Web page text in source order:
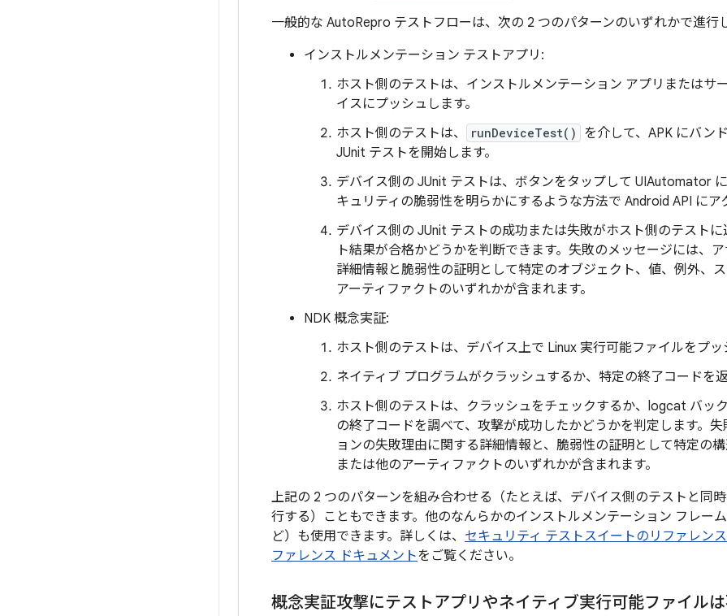
一般的な AutoRepro テストフローは、次の 2 つのパターンのいずれかで進行し
インストルメンテーション テストアプリ:
ホスト側のテストは、インストルメンテーション アプリまたはサ
イスにプッシュします。
ホスト側のテストは、
runDeviceTest()
を介して、APK にバン
JUnit テストを開始します。
デバイス側の JUnit テストは、ボタンをタップして UIAutomator
キュリティの脆弱性を明らかにするような方法で Android API にア
デバイス側の JUnit テストの成功または失敗がホスト側のテスト
ト結果が合格かどうかを判断できます。失敗のメッセージには、
詳細情報と脆弱性の証明として特定のオブジェクト、値、例外、
アーティファクトのいずれかが含まれます。
NDK 概念実証:
ホスト側のテストは、デバイス上で Linux 実行可能ファイルをプッ
ネイティブ プログラムがクラッシュするか、特定の終了コードを返
ホスト側のテストは、クラッシュをチェックするか、logcat バッ
の終了コードを調べて、攻撃が成功したかどうかを判定します。
ョンの失敗理由に関する詳細情報と、脆弱性の証明として特定の
または他のアーティファクトのいずれかが含まれます。
上記の 2 つのパターンを組み合わせる（たとえば、デバイス側のテストと同
行する）こともできます。他のなんらかのインストルメンテーション フレー
ど）も使用できます。詳しくは、 セキュリティ テストスイートのリファレン
ファレンス ドキュメントをご覧ください。
概念実証攻撃にテストアプリやネイティブ実行可能ファイル